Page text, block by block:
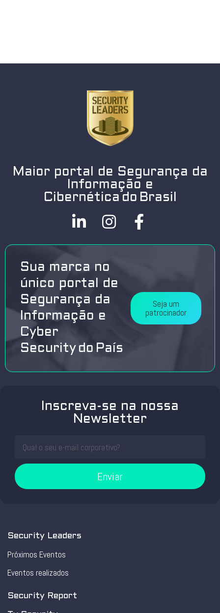
Maior portal de Segurança da
Informação e
Cibernética do Brasil
Sua marca no
único portal de
Segurança da
Informação e
Cyber
Security do País
Seja um
patrocinador
Inscreva-se na nossa
Newsletter
Enviar
Security Leaders
Próximos Eventos
Eventos realizados
Security Report